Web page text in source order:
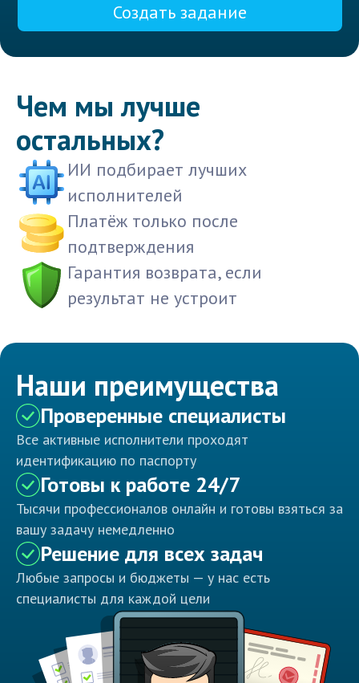
Создать задание
Чем мы лучше
остальных?
ИИ подбирает лучших
исполнителей
Платёж только после
подтверждения
Гарантия возврата, если
результат не устроит
Наши преимущества
Проверенные специалисты
Все активные исполнители проходят
идентификацию по паспорту
Готовы к работе 24/7
Тысячи профессионалов онлайн и готовы взяться за
вашу задачу немедленно
Решение для всех задач
Любые запросы и бюджеты — у нас есть
специалисты для каждой цели